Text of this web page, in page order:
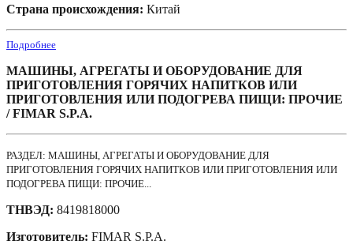
Страна происхождения: Китай
Подробнее
МАШИНЫ, АГРЕГАТЫ И ОБОРУДОВАНИЕ ДЛЯ
ПРИГОТОВЛЕНИЯ ГОРЯЧИХ НАПИТКОВ ИЛИ
ПРИГОТОВЛЕНИЯ ИЛИ ПОДОГРЕВА ПИЩИ: ПРОЧИЕ
/ FIMAR S.P.A.
РАЗДЕЛ: МАШИНЫ, АГРЕГАТЫ И ОБОРУДОВАНИЕ ДЛЯ
ПРИГОТОВЛЕНИЯ ГОРЯЧИХ НАПИТКОВ ИЛИ ПРИГОТОВЛЕНИЯ ИЛИ
ПОДОГРЕВА ПИЩИ: ПРОЧИЕ...
ТНВЭД: 8419818000
Изготовитель: FIMAR S.P.A.